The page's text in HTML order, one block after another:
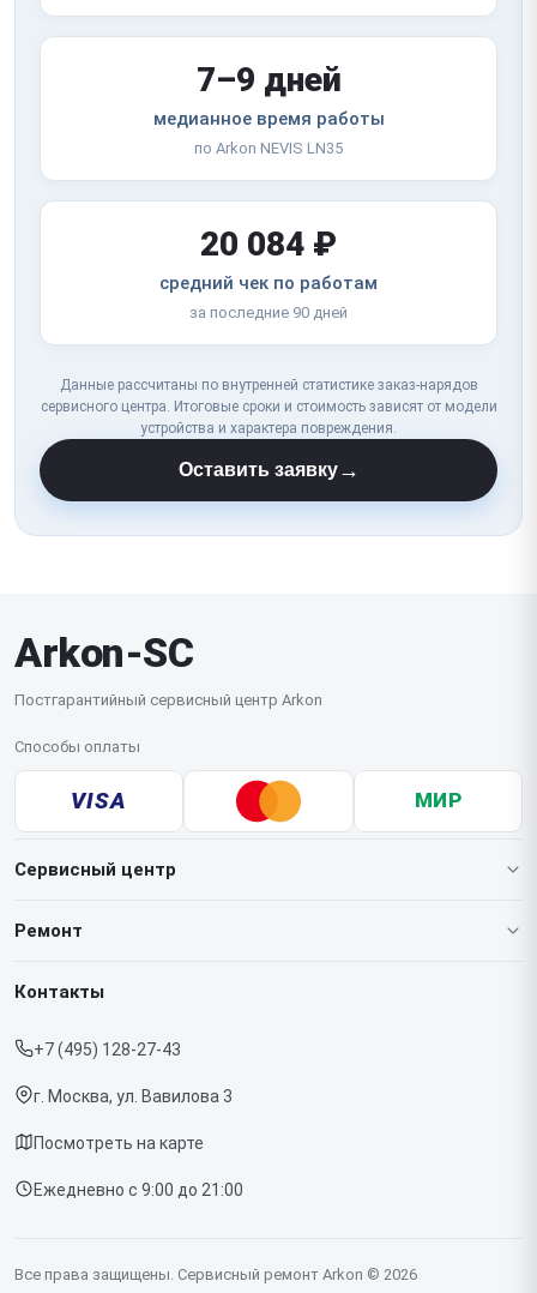
7–9 дней
медианное время работы
по Arkon NEVIS LN35
20 084 ₽
средний чек по работам
за последние 90 дней
Данные рассчитаны по внутренней статистике заказ-нарядов
сервисного центра. Итоговые сроки и стоимость зависят от модели
устройства и характера повреждения.
Оставить заявку→
Arkon-SC
Постгарантийный сервисный центр Arkon
Способы оплаты
VISA МИР
Сервисный центр
О нашем сервисе
Срочный ремонт
Доставка и способы оплаты
Диагностика
Контакты
Ремонт
Тепловизионных монокуляров
Контакты
+7 (495) 128-27-43
г. Москва, ул. Вавилова 3
Посмотреть на карте
Ежедневно с 9:00 до 21:00
Все права защищены. Сервисный ремонт Arkon © 2026